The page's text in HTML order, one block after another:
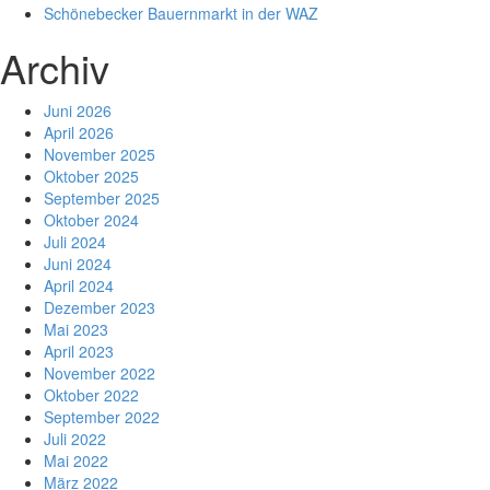
Schönebecker Bauernmarkt in der WAZ
Archiv
Juni 2026
April 2026
November 2025
Oktober 2025
September 2025
Oktober 2024
Juli 2024
Juni 2024
April 2024
Dezember 2023
Mai 2023
April 2023
November 2022
Oktober 2022
September 2022
Juli 2022
Mai 2022
März 2022